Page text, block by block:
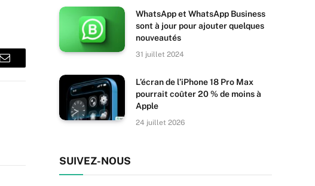
Email
WhatsApp et WhatsApp Business
sont à jour pour ajouter quelques
nouveautés
31 juillet 2024
L’écran de l’iPhone 18 Pro Max
pourrait coûter 20 % de moins à
Apple
24 juillet 2026
SUIVEZ-NOUS